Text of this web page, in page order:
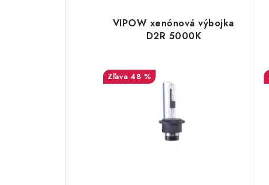
e
n
VIPOW xenónová výbojka
D2R 5000K
48 %